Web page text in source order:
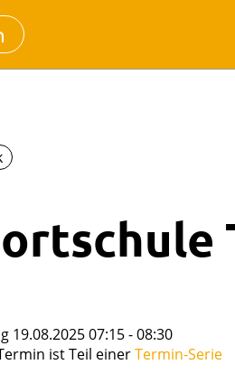
19.08.2025 07:15 - 08:30
ist Teil einerTermin-Serie